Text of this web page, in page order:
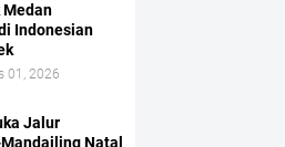
Medan
Indonesian
01, 2026
Jalur
Natal